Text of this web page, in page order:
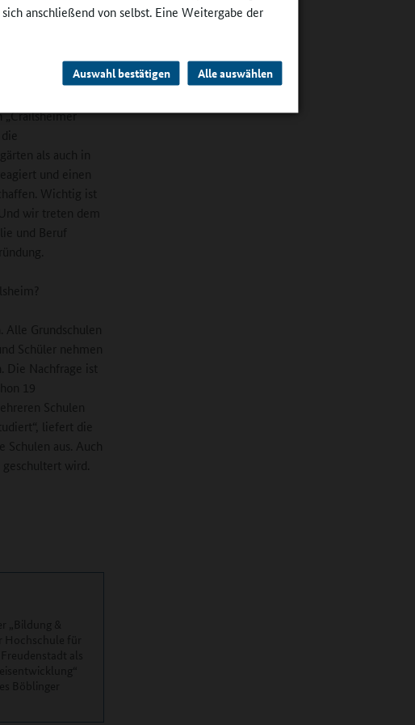
anschließend von selbst. Eine Weitergabe der
Auswahl bestätigen Alle auswählen
politische
an der Spitze
„Crailsheimer
als auch in
und einen
Wichtig ist
wir treten dem
und Beruf
Alle Grundschulen
Schüler nehmen
Die Nachfrage ist
19
Schulen
liefert die
Schulen aus. Auch
wird.